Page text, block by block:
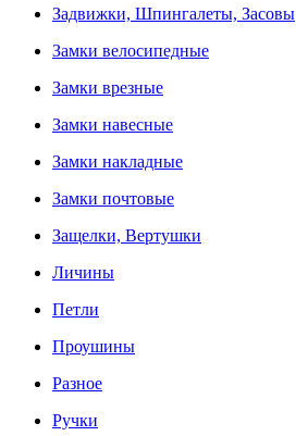
Задвижки, Шпингалеты, Засовы
Замки велосипедные
Замки врезные
Замки навесные
Замки накладные
Замки почтовые
Защелки, Вертушки
Личины
Петли
Проушины
Разное
Ручки